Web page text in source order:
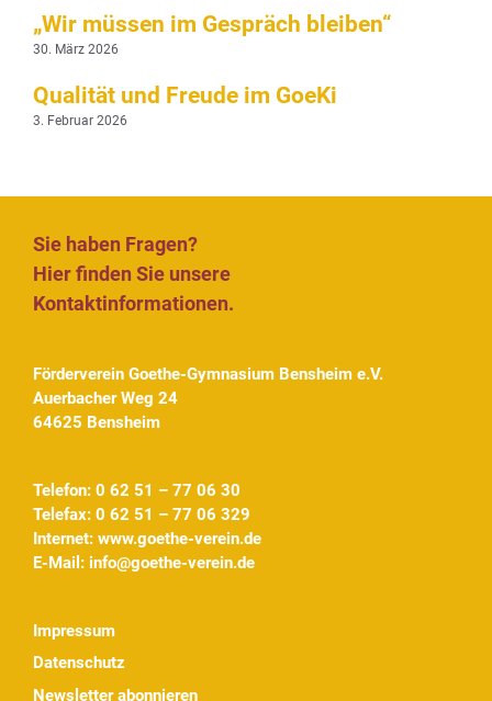
„Wir müssen im Gespräch bleiben“
30. März 2026
Qualität und Freude im GoeKi
3. Februar 2026
Sie haben Fragen?
Hier finden Sie unsere
Kontaktinformationen.
Förderverein Goethe-Gymnasium Bensheim e.V.
Auerbacher Weg 24
64625 Bensheim
Telefon: 0 62 51 – 77 06 30
Telefax: 0 62 51 – 77 06 329
Internet: www.goethe-verein.de
E-Mail: info@goethe-verein.de
Impressum
Datenschutz
Newsletter abonnieren